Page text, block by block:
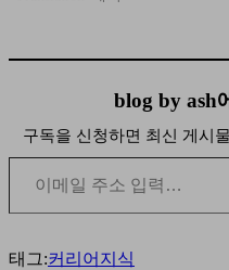
blog by ash
구독을 신청하면 최신 게시
이메일 주소 입력…
태그:커리어 지식